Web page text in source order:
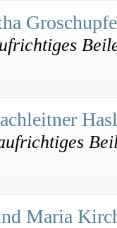
Maria